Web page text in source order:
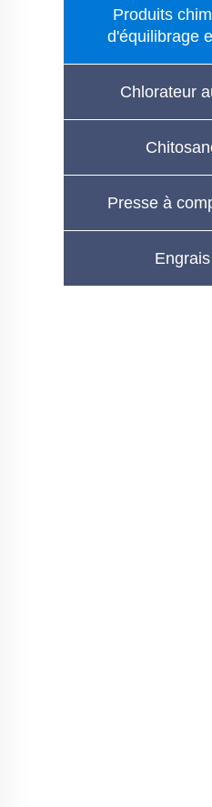
Produits
d'équilibrage
Chlorateur
Presse à
Engrais